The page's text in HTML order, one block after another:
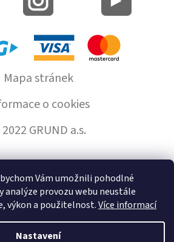
Vám umožnili pohodlné
analýze provozu webu neustále
výkon a použitelnost.Více informací
Nastavení
Mapa stránek
o cookies
GRUND a.s.
Vytvořil Shoptet